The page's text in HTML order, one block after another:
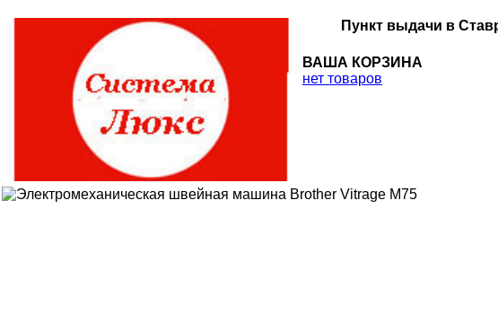
Пункт выдачи в
ВАША КОРЗИНА
нет товаров